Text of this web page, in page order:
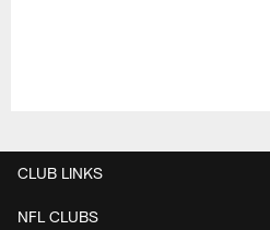
CLUB LINKS
NFL CLUBS